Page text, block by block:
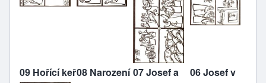
09 Hořící keř08 Narození 07 Josef a
06 Josef v